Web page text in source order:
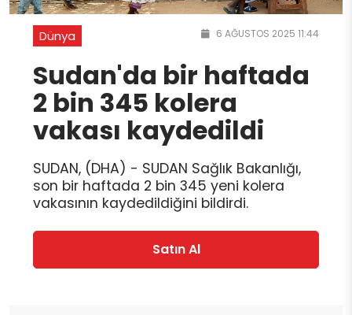
Dünya 6 AĞUSTOS 2025 11:44
Sudan'da bir haftada
2 bin 345 kolera
vakası kaydedildi
SUDAN, (DHA) - SUDAN Sağlık Bakanlığı,
son bir haftada 2 bin 345 yeni kolera
vakasının kaydedildiğini bildirdi.
Satın Al